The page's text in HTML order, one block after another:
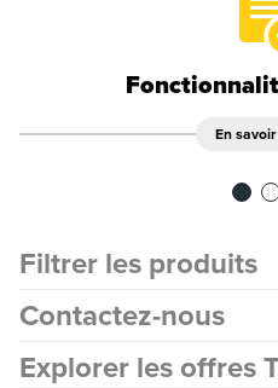
En
Filtrer les produits
Contactez-nous
Explorer les offres